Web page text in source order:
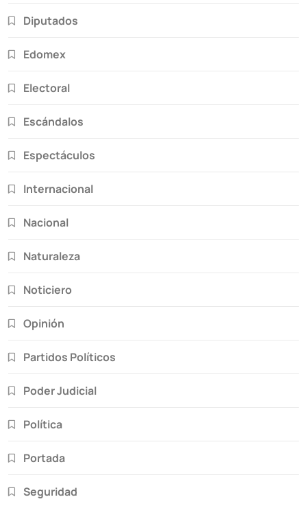
Diputados
Edomex
Electoral
Escándalos
Espectáculos
Internacional
Nacional
Naturaleza
Noticiero
Opinión
Partidos Políticos
Poder Judicial
Política
Portada
Seguridad